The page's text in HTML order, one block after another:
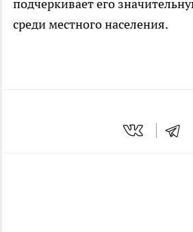
подчеркивает его
среди местного населения.